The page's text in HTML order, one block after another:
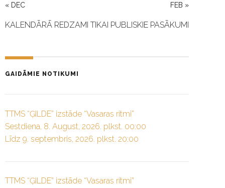
« DEC FEB »
KALENDĀRĀ REDZAMI TIKAI PUBLISKIE PASĀKUMI
GAIDĀMIE NOTIKUMI
TTMS “ĢILDE” izstāde “Vasaras ritmi”
Sestdiena, 8. August, 2026. plkst. 00:00
Līdz 9. septembris, 2026. plkst. 20:00
TTMS “ĢILDE” izstāde “Vasaras ritmi”